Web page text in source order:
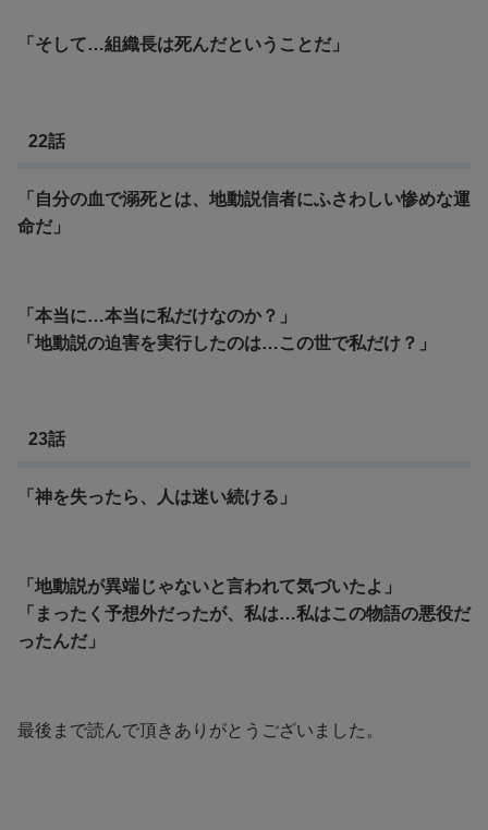
「そして…組織長は死んだということだ」
22話
「自分の血で溺死とは、地動説信者にふさわしい惨めな運
命だ」
「本当に…本当に私だけなのか？」
「地動説の迫害を実行したのは…この世で私だけ？」
23話
「神を失ったら、人は迷い続ける」
「地動説が異端じゃないと言われて気づいたよ」
「まったく予想外だったが、私は…私はこの物語の悪役だ
ったんだ」
最後まで読んで頂きありがとうございました。